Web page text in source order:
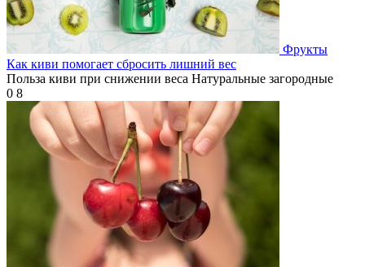
Фрукты
Как киви помогает сбросить лишний вес
Польза киви при снижении веса Натуральные загородные
0 8